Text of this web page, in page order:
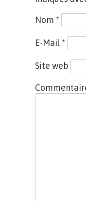
Nom *
E-Mail *
Site web